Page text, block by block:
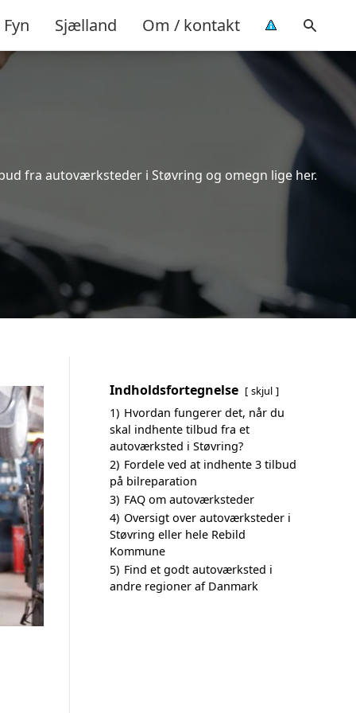
Fyn Sjælland Om / kontakt
fra autoværksteder i Støvring og omegn lige her.
Indholdsfortegnelse skjul
1) Hvordan fungerer det, når du
skal indhente tilbud fra et
autoværksted i Støvring?
2) Fordele ved at indhente 3 tilbud
på bilreparation
3) FAQ om autoværksteder
4) Oversigt over autoværksteder i
Støvring eller hele Rebild
Kommune
5) Find et godt autoværksted i
andre regioner af Danmark